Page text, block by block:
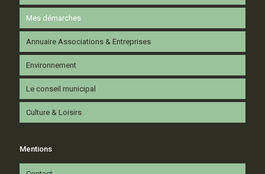
Mes démarches
Annuaire Associations & Entreprises
Environnement
Le conseil municipal
Culture & Loisirs
Mentions